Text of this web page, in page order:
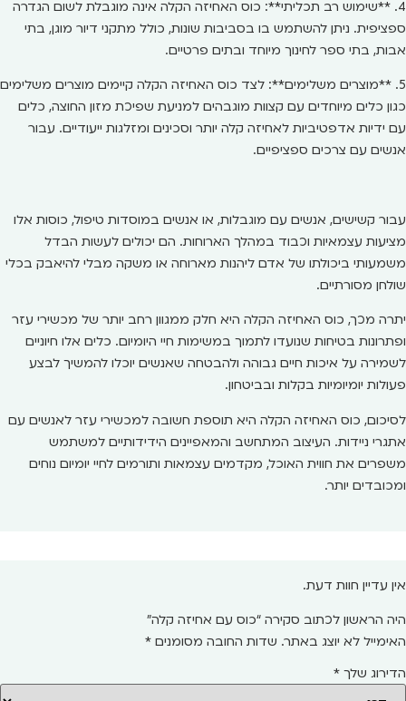
4. **שימוש רב תכליתי**: כוס האחיזה הקלה אינה מוגבלת לשום הגדרה
ספציפית. ניתן להשתמש בו בסביבות שונות, כולל מתקני דיור מוגן, בתי
אבות, בתי ספר לחינוך מיוחד ובתים פרטיים.
5. **מוצרים משלימים**: לצד כוס האחיזה הקלה קיימים מוצרים משלימים
כגון כלים מיוחדים עם קצוות מוגבהים למניעת שפיכת מזון החוצה, כלים
עם ידיות אדפטיביות לאחיזה קלה יותר וסכינים ומזלגות ייעודיים. עבור
אנשים עם צרכים ספציפיים.
עבור קשישים, אנשים עם מוגבלות, או אנשים במוסדות טיפול, כוסות אלו
מציעות עצמאיות וכבוד במהלך הארוחות. הם יכולים לעשות הבדל
משמעותי ביכולתו של אדם ליהנות מארוחה או משקה מבלי להיאבק בכלי
שולחן מסורתיים.
יתרה מכך, כוס האחיזה הקלה היא חלק ממגוון רחב יותר של מכשירי עזר
ופתרונות בטיחות שנועדו לתמוך במשימות חיי היומיום. כלים אלו חיוניים
לשמירה על איכות חיים גבוהה ולהבטחה שאנשים יוכלו להמשיך לבצע
פעולות יומיומיות בקלות ובביטחון.
לסיכום, כוס האחיזה הקלה היא תוספת חשובה למכשירי עזר לאנשים עם
אתגרי ניידות. העיצוב המתחשב והמאפיינים הידידותיים למשתמש
משפרים את חווית האוכל, מקדמים עצמאות ותורמים לחיי יומיום נוחים
ומכובדים יותר.
אין עדיין חוות דעת.
היה הראשון לכתוב סקירה “כוס עם אחיזה קלה”
האימייל לא יוצג באתר. שדות החובה מסומנים *
הדירוג שלך *